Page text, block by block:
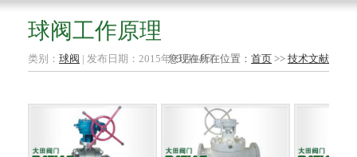
球阀工作原理
类别： 球阀 | 发布日期：2015年03月04日
您现在所在位置： 首页 >> 技术文献